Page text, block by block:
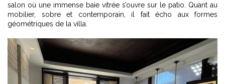
salon où une immense baie vitrée s’ouvre sur le patio. Quant au
mobilier, sobre et contemporain, il fait écho aux formes
géométriques de la villa.